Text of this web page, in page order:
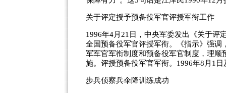
关于评定授予预备役军官评授军衔工作
1996年4月21日，中央军委发出《关于评
全国预备役军官评授军衔。《指示》强
军军官军衔制度和预备役军官制度，理
施。评授预备役军官军衔。1996年8月1
步兵侦察兵伞降训练成功